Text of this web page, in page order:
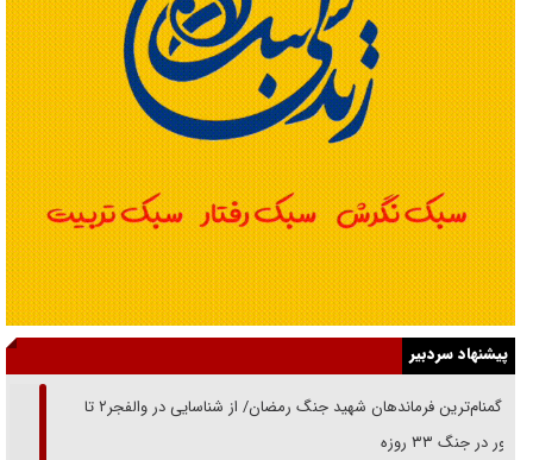
پیشنهاد سردبیر
از گمنام‌ترین فرماندهان شهید جنگ رمضان/ از شناسایی در والفجر۲ تا
حضور در جنگ ۳۳ روزه